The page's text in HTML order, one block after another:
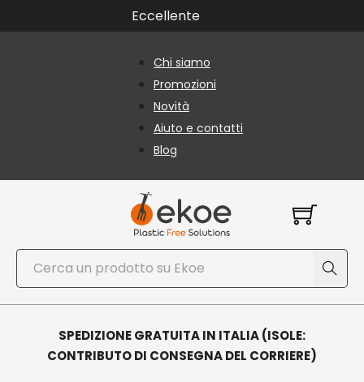
Vai al contenuto principale
Vai al piè di paginaEccellente
Chi siamo
Promozioni
Novità
Aiuto e contatti
Blog
Cerca
SPEDIZIONE GRATUITA IN ITALIA (ISOLE:
CONTRIBUTO DI CONSEGNA DEL CORRIERE)